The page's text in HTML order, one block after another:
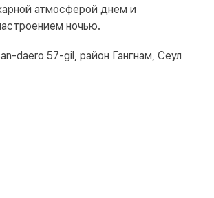
атмосферой днем и
ночью.
daero 57-gil, район Гангнам, Сеул